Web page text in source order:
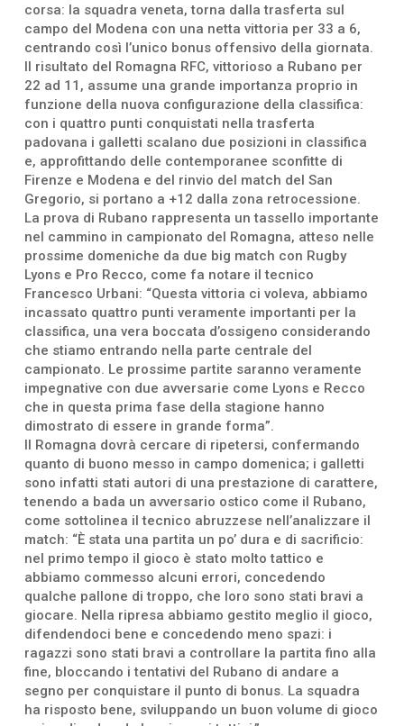
corsa: la squadra veneta, torna dalla trasferta sul
campo del Modena con una netta vittoria per 33 a 6,
centrando così l’unico bonus offensivo della giornata.
Il risultato del Romagna RFC, vittorioso a Rubano per
22 ad 11, assume una grande importanza proprio in
funzione della nuova configurazione della classifica:
con i quattro punti conquistati nella trasferta
padovana i galletti scalano due posizioni in classifica
e, approfittando delle contemporanee sconfitte di
Firenze e Modena e del rinvio del match del San
Gregorio, si portano a +12 dalla zona retrocessione.
La prova di Rubano rappresenta un tassello importante
nel cammino in campionato del Romagna, atteso nelle
prossime domeniche da due big match con Rugby
Lyons e Pro Recco, come fa notare il tecnico
Francesco Urbani: “Questa vittoria ci voleva, abbiamo
incassato quattro punti veramente importanti per la
classifica, una vera boccata d’ossigeno considerando
che stiamo entrando nella parte centrale del
campionato. Le prossime partite saranno veramente
impegnative con due avversarie come Lyons e Recco
che in questa prima fase della stagione hanno
dimostrato di essere in grande forma”.
Il Romagna dovrà cercare di ripetersi, confermando
quanto di buono messo in campo domenica; i galletti
sono infatti stati autori di una prestazione di carattere,
tenendo a bada un avversario ostico come il Rubano,
come sottolinea il tecnico abruzzese nell’analizzare il
match: “È stata una partita un po’ dura e di sacrificio:
nel primo tempo il gioco è stato molto tattico e
abbiamo commesso alcuni errori, concedendo
qualche pallone di troppo, che loro sono stati bravi a
giocare. Nella ripresa abbiamo gestito meglio il gioco,
difendendoci bene e concedendo meno spazi: i
ragazzi sono stati bravi a controllare la partita fino alla
fine, bloccando i tentativi del Rubano di andare a
segno per conquistare il punto di bonus. La squadra
ha risposto bene, sviluppando un buon volume di gioco